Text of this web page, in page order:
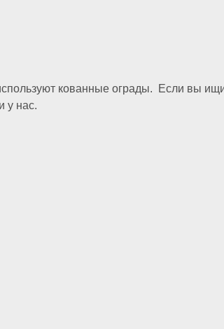
кованные ограды. Если вы
у нас.